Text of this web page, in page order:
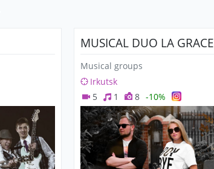
MUSICAL DUO LA GRACE
Musical groups
Irkutsk
5
1 8 -10%